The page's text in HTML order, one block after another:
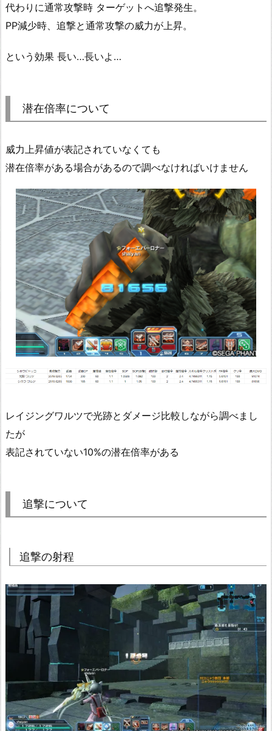
代わりに通常攻撃時 ターゲットへ追撃発生。
PP減少時、追撃と通常攻撃の威力が上昇。
という効果 長い…長いよ…
潜在倍率について
威力上昇値が表記されていなくても
潜在倍率がある場合があるので調べなければいけません
レイジングワルツで光跡とダメージ比較しながら調べまし
たが
表記されていない10%の潜在倍率がある
追撃について
追撃の射程